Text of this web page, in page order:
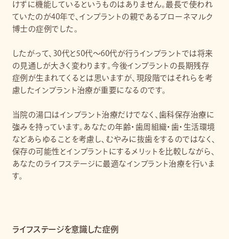
けずに機能しているというものはありません。最長で使われ
ていたのが40年で、インプラントの親であるブローネマルク
博士の症例でした。
したがって、30代と50代〜60代が行うインプラントでは将来
の見通しが大きく変わります。今後インプラントの長期残存
症例が生まれてくるとは思いますが、現段階ではそれらを考
慮したインプラント治療が重要になるのです。
当院の湯口はインプラント治療だけでなく、歯科保存治療に
強みを持っています。あなたの年齢・歯周組織・歯・生活環境
などあらゆることを考慮し、むやみに抜歯をするのではなく、
保存の可能性とインプラントにするメリットを比較しながら、
あなたのライフステージに最適なインプラント治療を行いま
す。
ライフステージを意識した症例